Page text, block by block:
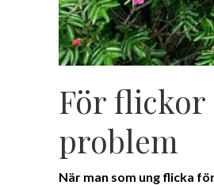
För flickor
problem
När man som ung flicka